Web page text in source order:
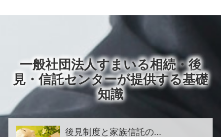
一般社団法人すまいる相続・後
見・信託センターが提供する基礎
知識
後見制度と家族信託の...